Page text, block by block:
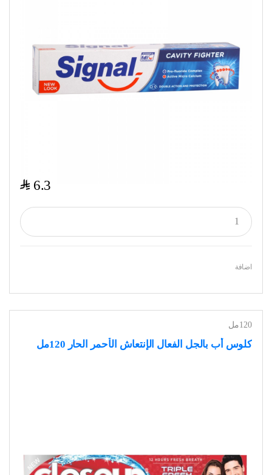
6.3
$
اضافة
120مل
كلوس أب بالجل الفعال الإنتعاش الأحمر الحار 120مل